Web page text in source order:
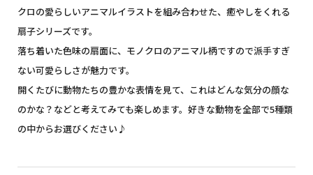
クロの愛らしいアニマルイラストを組み合わせた、癒やしをくれる
扇子シリーズです。
落ち着いた色味の扇面に、モノクロのアニマル柄ですので派手すぎ
ない可愛らしさが魅力です。
開くたびに動物たちの豊かな表情を見て、これはどんな気分の顔な
のかな？などと考えてみても楽しめます。好きな動物を全部で5種類
の中からお選びください♪